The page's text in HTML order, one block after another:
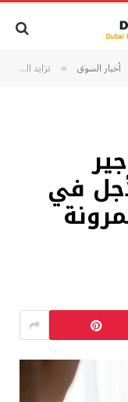
أخبار السوق » تزايد الطلب على تأجير السيارات قصيرة الأجل في الإمارات مدفوعاً بالمرونة وتنوع الخيارات
في